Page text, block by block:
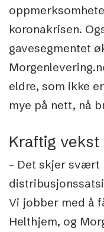
koronakrisen.
gavesegmentet
eldre, som ikke
mye på nett, nå
Kraftig vekst
– Det skjer svært
Vi jobber med å
Helthjem, og